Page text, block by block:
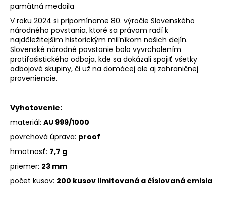
pamätná medaila
V roku 2024 si pripomíname 80. výročie Slovenského
národného povstania, ktoré sa právom radí k
najdôležitejším historickým miľníkom našich dejín.
Slovenské národné povstanie bolo vyvrcholením
protifašistického odboja, kde sa dokázali spojiť všetky
odbojové skupiny, či už na domácej ale aj zahraničnej
proveniencie.
Vyhotovenie:
materiál: AU 999/1000
povrchová úprava: proof
hmotnosť: 7,7 g
priemer: 23 mm
počet kusov: 200 kusov limitovaná a číslovaná emisia